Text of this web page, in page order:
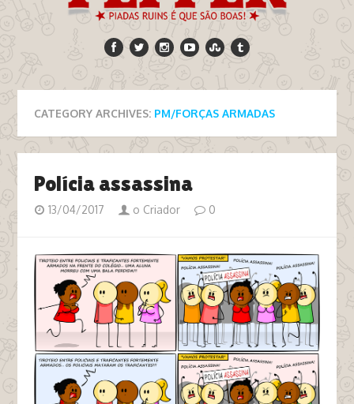
CATEGORY ARCHIVES: PM/FORÇAS ARMADAS
Polícia assassina
13/04/2017 o Criador 0